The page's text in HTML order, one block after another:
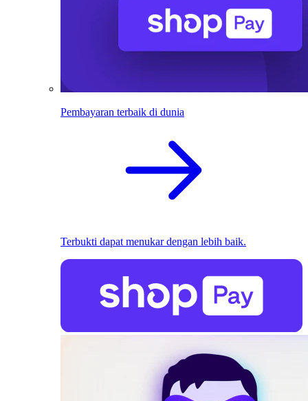
Pembayaran terbaik di dunia
Terbukti dapat menukar dengan lebih baik.